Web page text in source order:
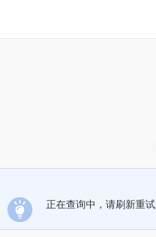
正在查询中，请刷新重试